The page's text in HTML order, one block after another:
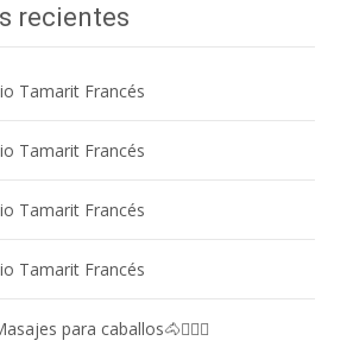
recientes
Tamarit Francés
Tamarit Francés
Tamarit Francés
Tamarit Francés
para caballos🐴💆🏻‍♀️